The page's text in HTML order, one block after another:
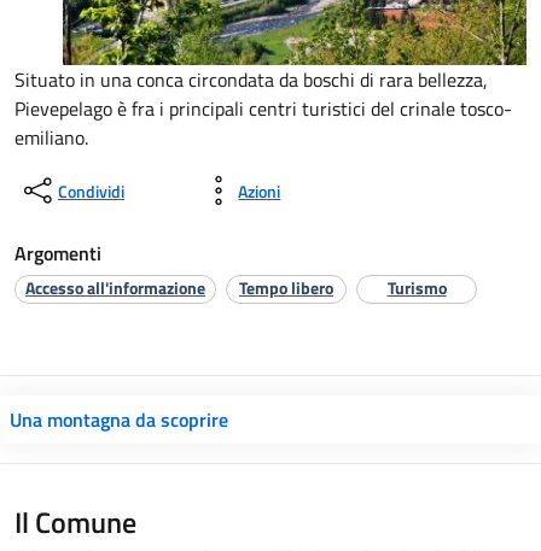
Situato in una conca circondata da boschi di rara bellezza,
Pievepelago è fra i principali centri turistici del crinale tosco-
emiliano.
Condividi Azioni
Argomenti
Accesso all'informazione Tempo libero Turismo
Una montagna da scoprire
Il Comune